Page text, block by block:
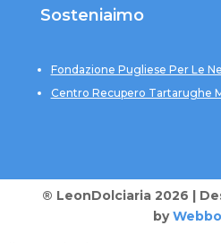
Sosteniaimo
Fondazione Pugliese Per Le
Centro Recupero Tartarughe
® LeonDolciaria 2026 |
by